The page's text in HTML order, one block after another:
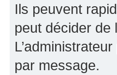
Ils peuvent
peut décider de
par message.